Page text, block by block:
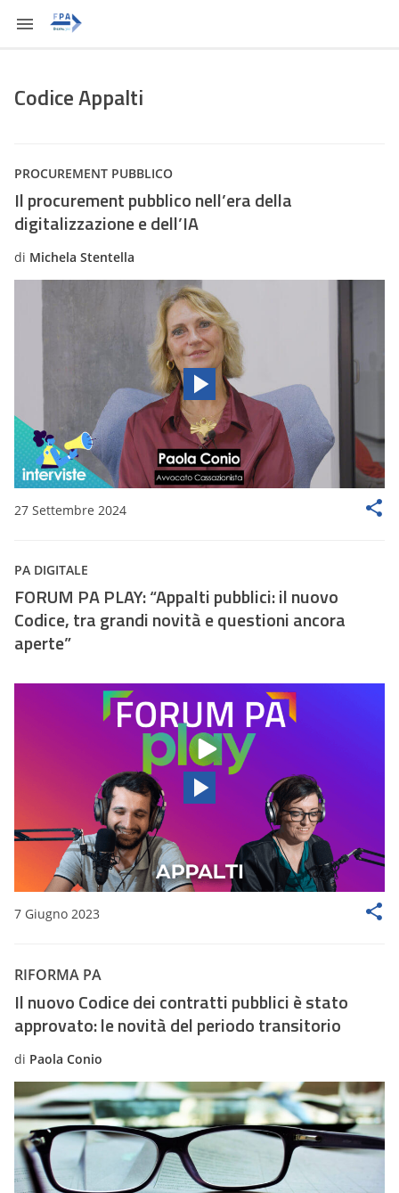
Codice Appalti
PROCUREMENT PUBBLICO
Il procurement pubblico nell’era della
digitalizzazione e dell’IA
di Michela Stentella
27 Settembre 2024
PA DIGITALE
FORUM PA PLAY: “Appalti pubblici: il nuovo
Codice, tra grandi novità e questioni ancora
aperte”
7 Giugno 2023
RIFORMA PA
Il nuovo Codice dei contratti pubblici è stato
approvato: le novità del periodo transitorio
di Paola Conio